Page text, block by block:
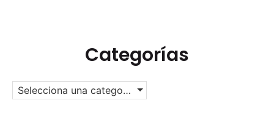
Categorías
Selecciona una categoría